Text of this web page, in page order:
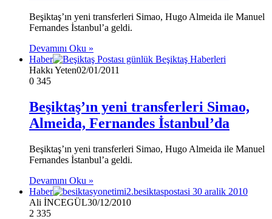
Beşiktaş’ın yeni transferleri Simao, Hugo Almeida ile Manuel
Fernandes İstanbul’a geldi.
Devamını Oku »
Haber
Hakkı Yeten02/01/2011
0 345
Beşiktaş’ın yeni transferleri Simao,
Almeida, Fernandes İstanbul’da
Beşiktaş’ın yeni transferleri Simao, Hugo Almeida ile Manuel
Fernandes İstanbul’a geldi.
Devamını Oku »
Haber
Ali İNCEGÜL30/12/2010
2 335